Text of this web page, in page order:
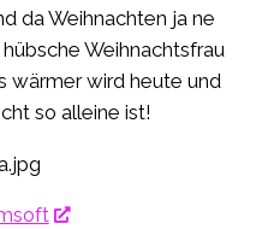
da Weihnachten ja ne
Weihnachtsfrau
wärmer wird heute und
so alleine ist!